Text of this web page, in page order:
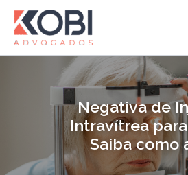
para
conteúdo
Negativa de
Intravítrea para
Saiba como